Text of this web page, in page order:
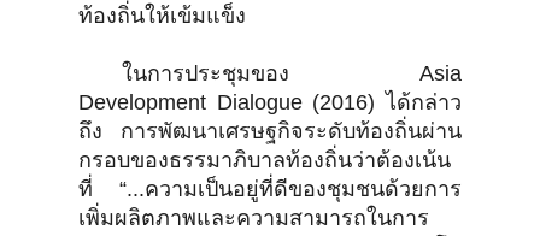
ท้องถิ่นให้เข้มแข็ง
ในการประชุมของ Asia
Development Dialogue (2016) ได้กล่าว
ถึง การพัฒนาเศรษฐกิจระดับท้องถิ่นผ่าน
กรอบของธรรมาภิบาลท้องถิ่นว่าต้องเน้น
ที่ “...ความเป็นอยู่ที่ดีของชุมชนด้วยการ
เพิ่มผลิตภาพและความสามารถในการ